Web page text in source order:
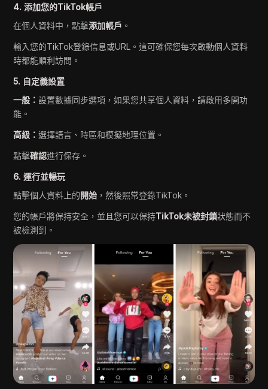
4. 添加您的TikTok帳戶
在個人資料中，點擊添加帳戶 。
輸入您的TikTok登錄信息或URL。這可確保您每次啟動個人資料
時都能順利訪問。
5. 自定義設置
一般：設置數據同步選項，如果您共享個人資料，請啟用多開功
能。
高級：選擇語言、時區和模擬地理位置。
點擊確認進行保存。
6. 運行並暢玩
點擊個人資料上的開始 ，然後照常登錄TikTok。
您的帳戶將保持安全，並且您可以保持TikTok未被封鎖狀態而不
被檢測到。